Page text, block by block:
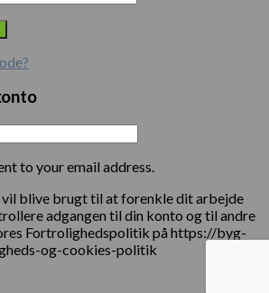
to your email address.
vil blive brugt til at forenkle dit arbejde
adgangen til din konto og til andre
Fortrolighedspolitik på https://byg-
og-cookies-politik